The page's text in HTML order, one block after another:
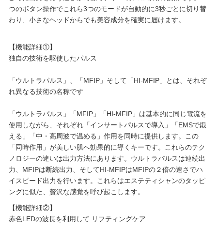
つのボタン操作でこれら3つのモードが自動的に3秒ごとに切り替
わり、小さなヘッドからでも美容成分を確実に届けます。
【機能詳細①】
独自の技術を駆使したパルス
「ウルトラパルス」、「MFIP」そして「HI-MFIP」とは、それぞ
れ異なる技術の名称です
「ウルトラパルス」「MFIP」「HI-MFIP」は基本的に同じ電流を
使用しながら、それぞれ「インサートパルスで導入」「EMSで鍛
える」「中・高周波で温める」作用を同時に提供します。この
「同時作用」が美しい肌へ効果的に導くキーです。これらのテク
ノロジーの違いは出力方法にあります。ウルトラパルスは連続出
力、MFIPは断続出力、そしてHI-MFIPはMFIPの２倍の速さでハ
イスピード出力を行います。これらはエステティシャンのタッピ
ングに似た、贅沢な感覚を呼び起こします。
【機能詳細②】
赤色LEDの波長を利用して リフティングケア